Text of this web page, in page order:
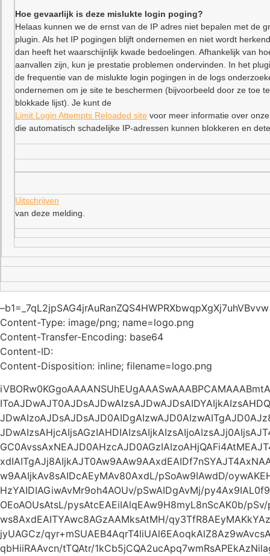
Hoe gevaarlijk is deze mislukte login poging?
Helaas kunnen we de ernst van de IP adres niet bepalen met de
plugin. Als het IP pogingen blijft ondernemen en niet wordt
dan heeft het waarschijnlijk kwade bedoelingen. Afhankelijk van
aanvallen zijn, kun je prestatie problemen ondervinden. In het
de frequentie van de mislukte login pogingen in de logs
ondernemen om je site te beschermen (bijvoorbeeld door ze toe
blokkade lijst). Je kunt de
Limit Login Attempts Reloaded site voor meer informatie over
die automatisch schadelijke IP-adressen kunnen blokkeren en
Uitschrijven
van deze melding.
–b1=_7qL2jpSAG4jrAuRanZQS4HWPRXbwqpXgXj7uhVBvvw
Content-Type: image/png; name=logo.png
Content-Transfer-Encoding: base64
Content-ID:
Content-Disposition: inline; filename=logo.png
w9AAIjkAv8sAIDcAEyMAv80AxdL/pSoAw9IAwdD/
HzYAIDIAGiwAvMr9oh4AOUv/pSwAIDgAvMj/
OEoAOUsAtsL/pysAtcEAEiIAlqEAw9H8myL8nScAK0b/
ws8AxdEAITYAwc8AGzAAMksAtMH/
jyUAGCz/
qbHiiRAAvcn/tTQAtr/